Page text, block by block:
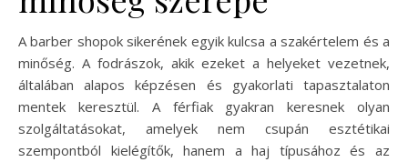
A barber shopok sikerének egyik kulcsa a szakértelem és a
minőség. A fodrászok, akik ezeket a helyeket vezetnek,
általában alapos képzésen és gyakorlati tapasztalaton
mentek keresztül. A férfiak gyakran keresnek olyan
szolgáltatásokat, amelyek nem csupán esztétikai
szempontból kielégítők, hanem a haj típusához és az